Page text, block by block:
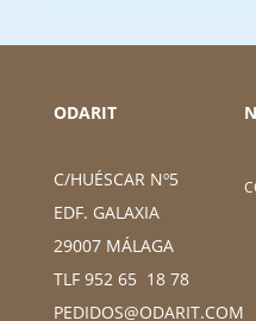
ODARIT
C/HUÉSCAR Nº5
EDF. GALAXIA
29007 MÁLAGA
TLF 952 65 18 78
PEDIDOS@ODARIT.COM